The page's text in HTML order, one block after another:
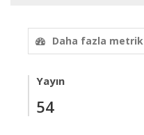
Daha fazla metrik
Yayın
54